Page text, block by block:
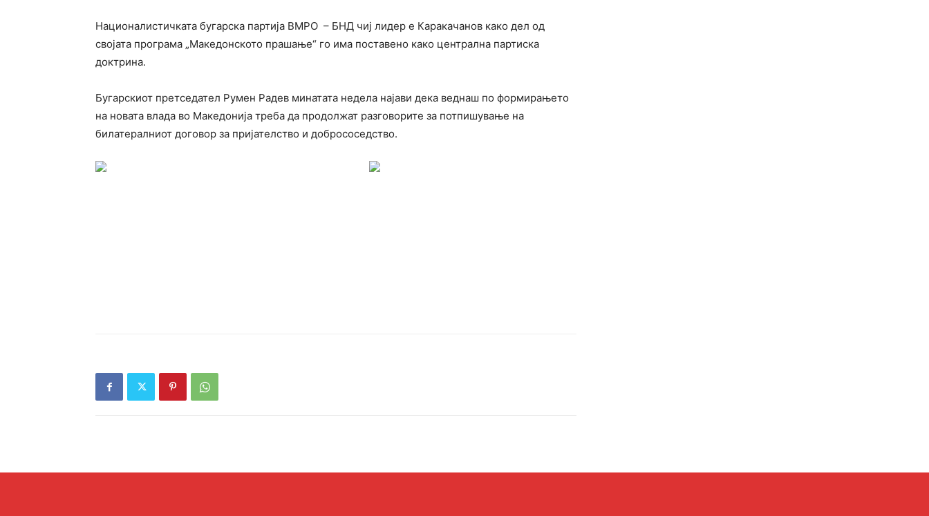
Националистичката бугарска партија ВМРО – БНД чиј лидер е Каракачанов како дел од
својата програма „Македонското прашање“ го има поставено како централна партиска
доктрина.
Бугарскиот претседател Румен Радев минатата недела најави дека веднаш по формирањето
на новата влада во Македонија треба да продолжат разговорите за потпишување на
билатералниот договор за пријателство и добрососедство.